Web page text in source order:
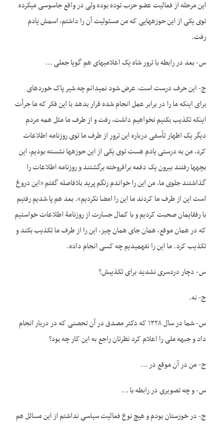
این مرحله از فعالیت عضو حزب توده بوده ولی در واقع جاسوسی می­کرده
توی یکی از این حوزه­هایی که من مسئولیت آن را داشتم، اسمش یادم
رفت.
س- بعد در رابطه با ترور شاه یک اعلامیه­ای هم گویا جعلی …
ج- این حرف درست است، عرض شود نمی­دانم چه شیر پاک خورده­ای
برای اینکه ما را در برابر عمل انجام شده قرار بدهد با این فکر که ما جرأت
اینکه تکذیب بکنیم نخواهیم داشت، رفت و از طرف ما مثل همه مردم
دیگر یک اظهار تأسفی درباره این ترور از طرف ما توی روزنامه اطلاعات
کرد، من به درستی یادم هست توی یکی از این حوزه­ها نشسته بودیم، این
بچه­ها رفتند بیرون یک دفعه برافروخته برگشتند و روزنامه اطلاعات را
گذاشتند جلوی ما، من این را خواندم رنگم پرید بلافاصله گفتم «این دروغ
است این از طرف ما کردند ما این را امضا نکردیم». بعد هم پا شدیم رفتیم
با رفقایمان صحبت کردیم و با کمال جسارت از روزنامۀ اطلاعات خواستیم
که در همان موقع، همان جای همان چیز، این را از طرف ما تکذیب بکند و
تکذیب کرد. ما این را نفهمیدیم چه کسی انجام داده.
س- دچار دردسری نشدید برای تکذیبش؟
ج- نه.
س- شما در سال ۱۳۲۸ که دکتر مصدق در آن تحصنی که در دربار انجام
داد و جبهه ملی را اعلام کرد نظرتان راجع به این کار چه بود؟
ج- من در آن موقع در …
س- و چه تصویری در رابطه با …
ج- در خوزستان بودم و هیچ نوع فعالیت سیاسی نداشتم از این مسائل هم